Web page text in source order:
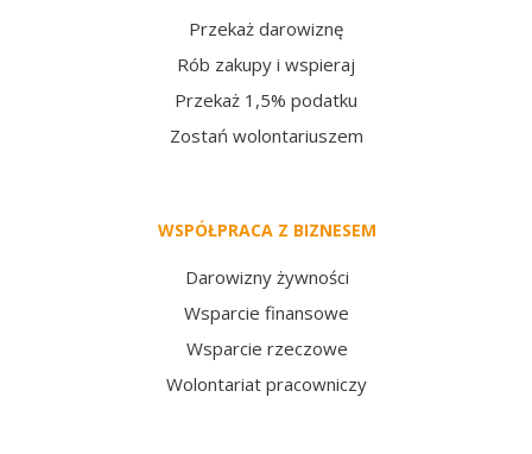
WSPÓŁPRACA Z BIZNESEM
Darowizny żywności
Wsparcie finansowe
Wsparcie rzeczowe
Wolontariat pracowniczy
Przekaż darowiznę
Rób zakupy i wspieraj
Przekaż 1,5% podatku
Zostań wolontariuszem